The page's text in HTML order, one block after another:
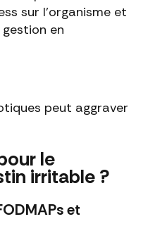
sur l'organisme et
en
peut aggraver
le
irritable ?
et